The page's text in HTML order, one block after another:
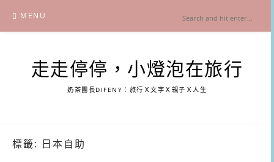
content
MENU
走走停停，小燈泡在旅行
奶茶團長DIFENY：旅行Ｘ文字Ｘ親子Ｘ人生
標籤: 日本自助